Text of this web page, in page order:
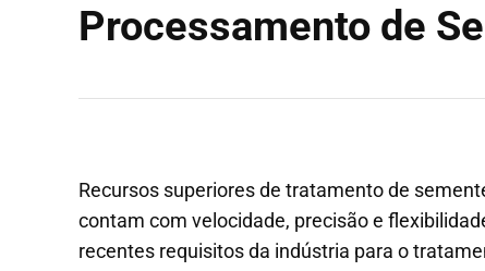
Processamento de
Recursos superiores de tratamento de
contam com velocidade, precisão e
recentes requisitos da indústria para o